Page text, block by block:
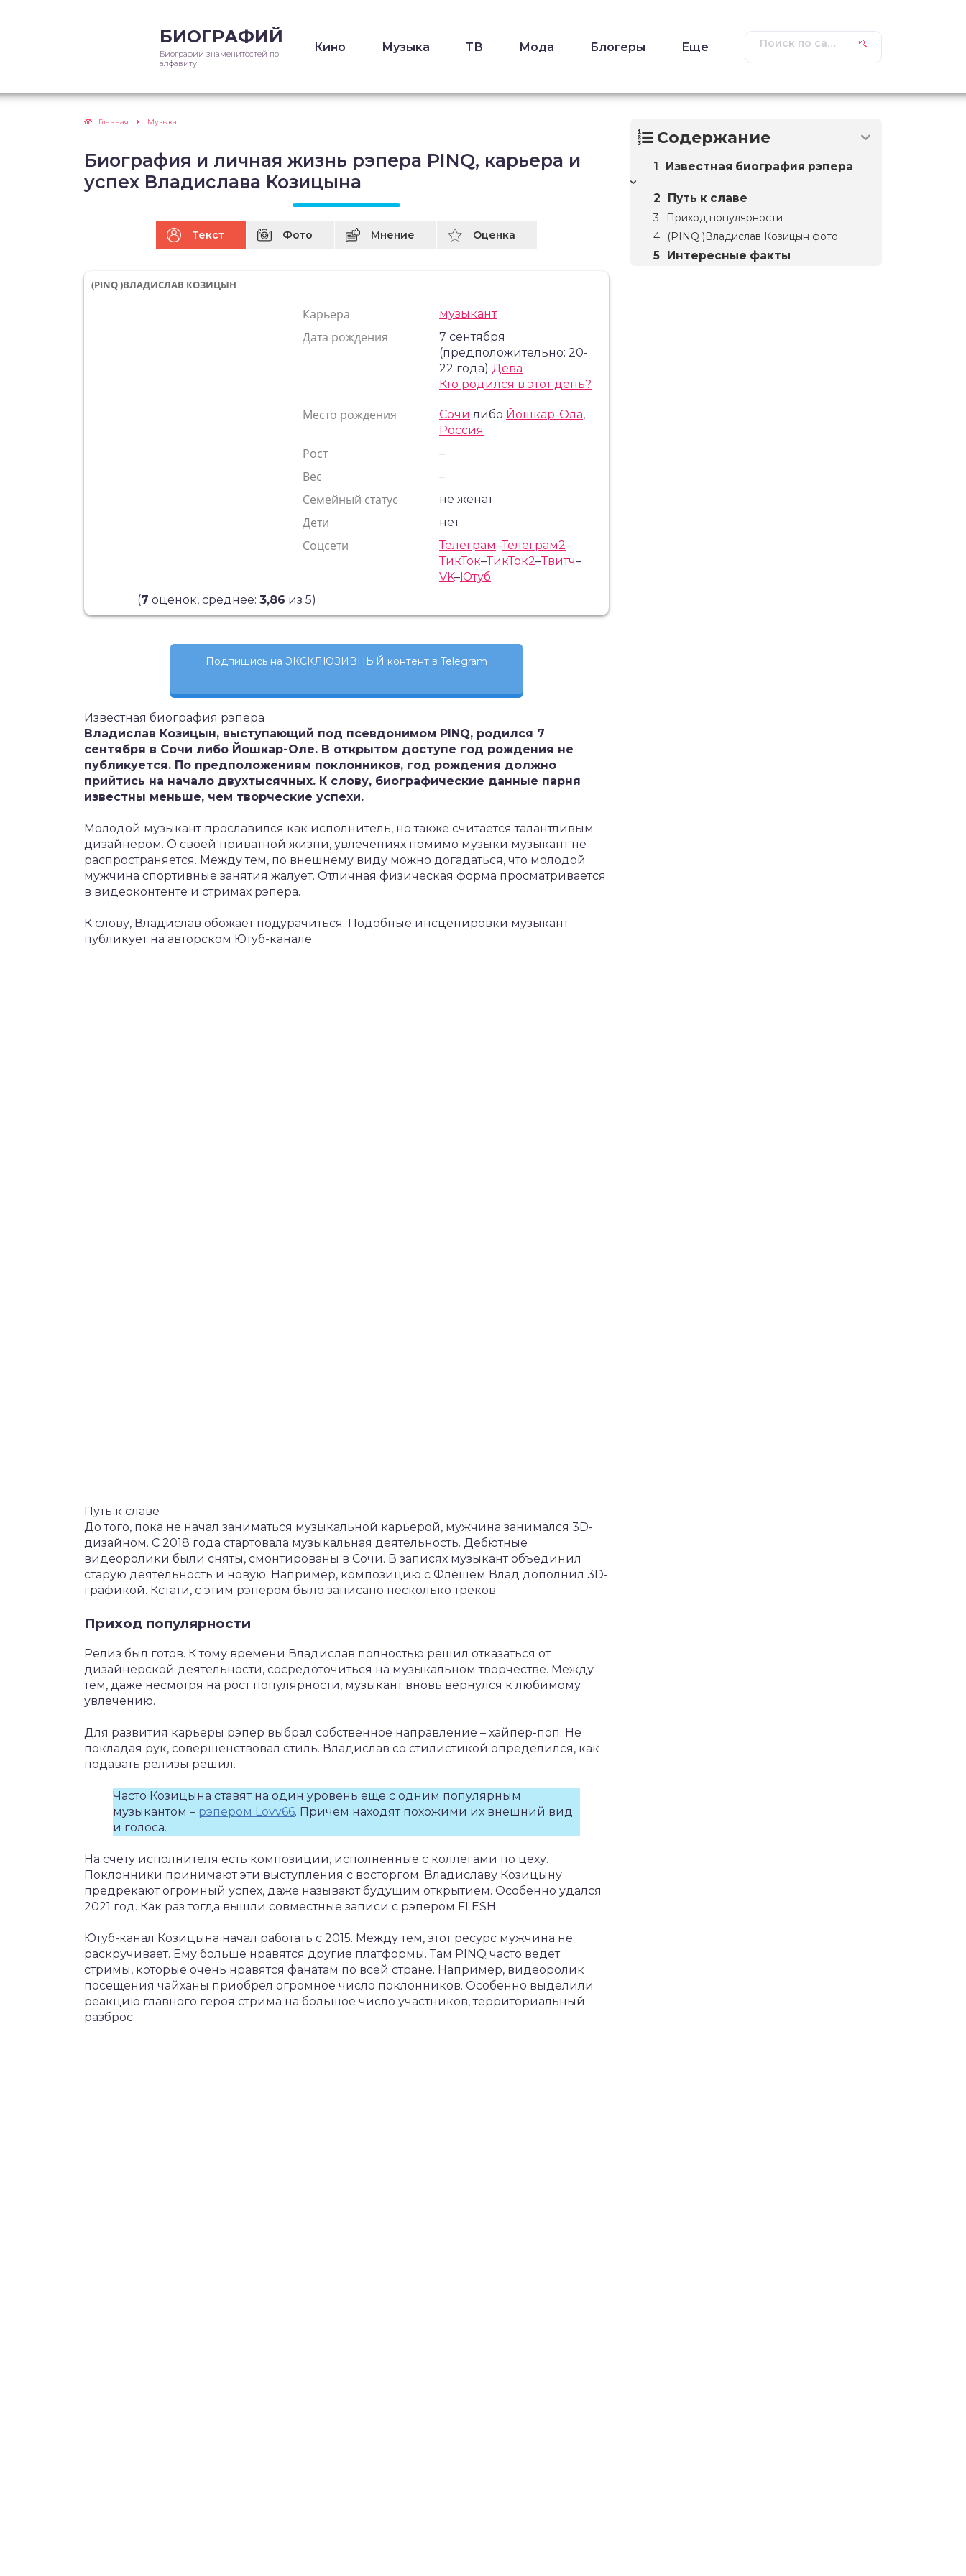
БИОГРАФИЙ
Биографии знаменитостей по
алфавиту
Кино Музыка ТВ Мода Блогеры Еще
Главная Музыка
Биография и личная жизнь рэпера PINQ, карьера и
успех Владислава Козицына
Текст Фото Мнение Оценка
(PINQ )ВЛАДИСЛАВ КОЗИЦЫН
Карьера музыкант
Дата рождения
7 сентября
(предположительно: 20-
22 года)Дева
Кто родился в этот день?
Место рождения Сочи либо Йошкар-Ола,
Россия
Рост –
Вес –
Семейный статус не женат
Дети нет
Соцсети Телеграм–Телеграм2–
ТикТок–ТикТок2–Твитч–
VK–Ютуб
(7 оценок, среднее: 3,86 из 5)
Подпишись на ЭКСКЛЮЗИВНЫЙ контент в Telegram
Известная биография рэпера
Владислав Козицын, выступающий под псевдонимом PINQ, родился 7
сентября в Сочи либо Йошкар-Оле. В открытом доступе год рождения не
публикуется. По предположениям поклонников, год рождения должно
прийтись на начало двухтысячных. К слову, биографические данные парня
известны меньше, чем творческие успехи.
Молодой музыкант прославился как исполнитель, но также считается талантливым
дизайнером. О своей приватной жизни, увлечениях помимо музыки музыкант не
распространяется. Между тем, по внешнему виду можно догадаться, что молодой
мужчина спортивные занятия жалует. Отличная физическая форма просматривается
в видеоконтенте и стримах рэпера.
К слову, Владислав обожает подурачиться. Подобные инсценировки музыкант
публикует на авторском Ютуб-канале.
Путь к славе
До того, пока не начал заниматься музыкальной карьерой, мужчина занимался 3D-
дизайном. С 2018 года стартовала музыкальная деятельность. Дебютные
видеоролики были сняты, смонтированы в Сочи. В записях музыкант объединил
старую деятельность и новую. Например, композицию с Флешем Влад дополнил 3D-
графикой. Кстати, с этим рэпером было записано несколько треков.
Приход популярности
Релиз был готов. К тому времени Владислав полностью решил отказаться от
дизайнерской деятельности, сосредоточиться на музыкальном творчестве. Между
тем, даже несмотря на рост популярности, музыкант вновь вернулся к любимому
увлечению.
Для развития карьеры рэпер выбрал собственное направление – хайпер-поп. Не
покладая рук, совершенствовал стиль. Владислав со стилистикой определился, как
подавать релизы решил.
Часто Козицына ставят на один уровень еще с одним популярным
музыкантом – рэпером Lovv66. Причем находят похожими их внешний вид
и голоса.
На счету исполнителя есть композиции, исполненные с коллегами по цеху.
Поклонники принимают эти выступления с восторгом. Владиславу Козицыну
предрекают огромный успех, даже называют будущим открытием. Особенно удался
2021 год. Как раз тогда вышли совместные записи с рэпером FLESH.
Ютуб-канал Козицына начал работать с 2015. Между тем, этот ресурс мужчина не
раскручивает. Ему больше нравятся другие платформы. Там PINQ часто ведет
стримы, которые очень нравятся фанатам по всей стране. Например, видеоролик
посещения чайханы приобрел огромное число поклонников. Особенно выделили
реакцию главного героя стрима на большое число участников, территориальный
разброс.
Содержание
Известная биография рэпера
Путь к славе
Приход популярности
(PINQ )Владислав Козицын фото
Интересные факты